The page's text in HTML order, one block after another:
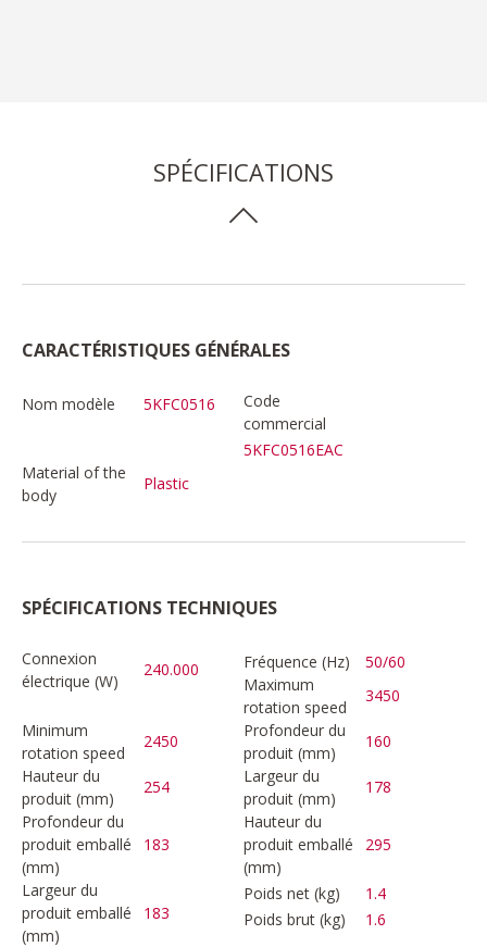
SPÉCIFICATIONS
CARACTÉRISTIQUES GÉNÉRALES
Nom modèle 5KFC0516
Code
commercial
5KFC0516EAC
Material of the
body
Plastic
SPÉCIFICATIONS TECHNIQUES
Connexion
électrique (W)
240.000 Fréquence (Hz)
50/60
Maximum
rotation speed
3450
Minimum
rotation speed
2450
Profondeur du
produit (mm)
160
Hauteur du
produit (mm)
254
Largeur du
produit (mm)
178
Profondeur du
produit emballé
(mm)
183
Hauteur du
produit emballé
(mm)
295
Largeur du
produit emballé
(mm)
183
Poids net (kg)
1.4
Poids brut (kg)
1.6